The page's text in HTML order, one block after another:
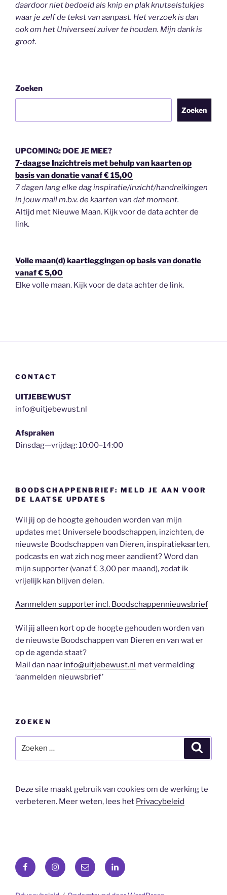
daardoor niet bedoeld als knip en plak knutselstukjes
waar je zelf de tekst van aanpast. Het verzoek is dan
ook om het Universeel zuiver te houden. Mijn dank is
groot.
Zoeken
Zoeken
UPCOMING: DOE JE MEE?
7-daagse Inzichtreis met behulp van kaarten op
basis van donatie vanaf € 15,00
7 dagen lang elke dag inspiratie/inzicht/handreikingen
in jouw mail m.b.v. de kaarten van dat moment.
Altijd met Nieuwe Maan. Kijk voor de data achter de
link.
Volle maan(d) kaartleggingen op basis van donatie
vanaf € 5,00
Elke volle maan. Kijk voor de data achter de link.
CONTACT
UITJEBEWUST
info@uitjebewust.nl
Afspraken
Dinsdag—vrijdag: 10:00–14:00
BOODSCHAPPENBRIEF: MELD JE AAN VOOR
DE LAATSE UPDATES
Wil jij op de hoogte gehouden worden van mijn
updates met Universele boodschappen, inzichten, de
nieuwste Boodschappen van Dieren, inspiratiekaarten,
podcasts en wat zich nog meer aandient? Word dan
mijn supporter (vanaf € 3,00 per maand), zodat ik
vrijelijk kan blijven delen.
Aanmelden supporter incl. Boodschappennieuwsbrief
Wil jij alleen kort op de hoogte gehouden worden van
de nieuwste Boodschappen van Dieren en van wat er
op de agenda staat?
Mail dan naar info@uitjebewust.nl met vermelding
‘aanmelden nieuwsbrief’
ZOEKEN
naar:
Deze site maakt gebruik van cookies om de werking te
verbeteren. Meer weten, lees het Privacybeleid
FacebookInstagram
E-
mail
LinkedIn